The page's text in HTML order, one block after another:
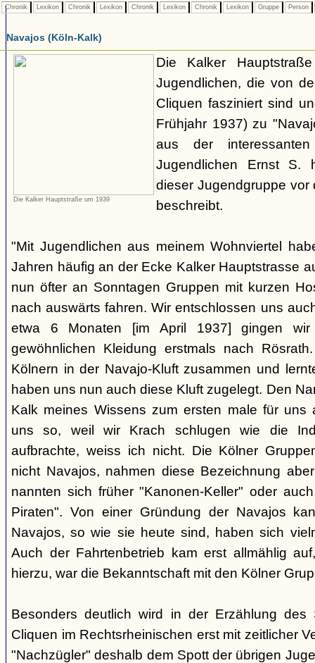
Chronik Lexikon Chronik Lexikon Chronik Lexikon Chronik Lexikon Gruppe Person
Navajos (Köln-Kalk)
Die Kalker Hauptstraße um 1939
Die Kalker
Jugendlichen, die von
Cliquen fasziniert sind
Frühjahr 1937) zu
aus der
Jugendlichen Ernst S.
dieser Jugendgruppe
beschreibt.
"Mit Jugendlichen aus meinem Wohnviertel
Jahren häufig an der Ecke Kalker Hauptstrasse
nun öfter an Sonntagen Gruppen mit kurzen
nach auswärts fahren. Wir entschlossen uns
etwa 6 Monaten [im April 1937] gingen
gewöhnlichen Kleidung erstmals nach
Kölnern in der Navajo-Kluft zusammen und
haben uns nun auch diese Kluft zugelegt. Den
Kalk meines Wissens zum ersten male für uns
uns so, weil wir Krach schlugen wie die
aufbrachte, weiss ich nicht. Die Kölner
nicht Navajos, nahmen diese Bezeichnung
nannten sich früher "Kanonen-Keller" oder
Piraten". Von einer Gründung der Navajos
Navajos, so wie sie heute sind, haben sich
Auch der Fahrtenbetrieb kam erst allmählig
hierzu, war die Bekanntschaft mit den Kölner
Besonders deutlich wird in der Erzählung
Cliquen im Rechtsrheinischen erst mit zeitlicher
"Nachzügler" deshalb dem Spott der übrigen